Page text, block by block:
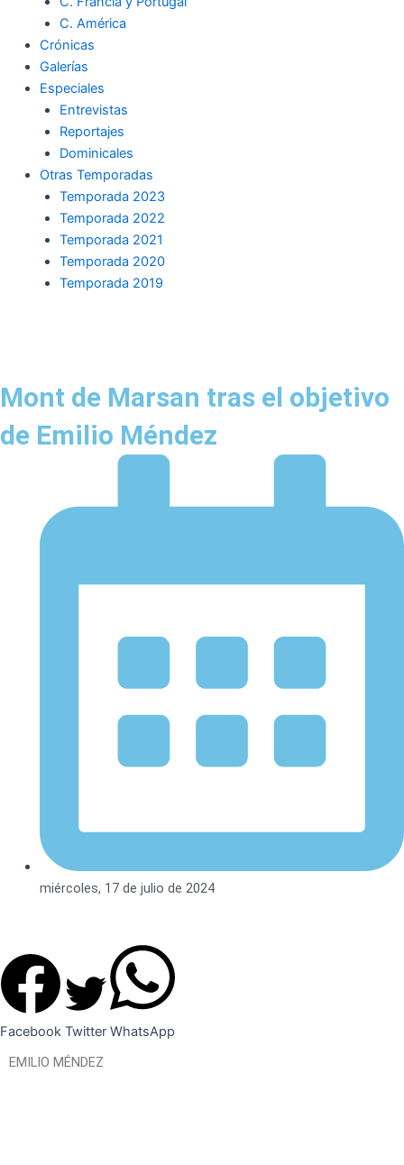
C. América
Crónicas
Galerías
Especiales
Entrevistas
Reportajes
Dominicales
Otras Temporadas
Temporada 2023
Temporada 2022
Temporada 2021
Temporada 2020
Temporada 2019
Mont de Marsan tras el objetivo
de Emilio Méndez
miércoles, 17 de julio de 2024
Facebook Twitter WhatsApp
EMILIO MÉNDEZ